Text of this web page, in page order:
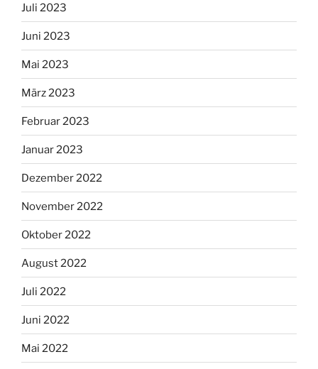
Juli 2023
Juni 2023
Mai 2023
März 2023
Februar 2023
Januar 2023
Dezember 2022
November 2022
Oktober 2022
August 2022
Juli 2022
Juni 2022
Mai 2022